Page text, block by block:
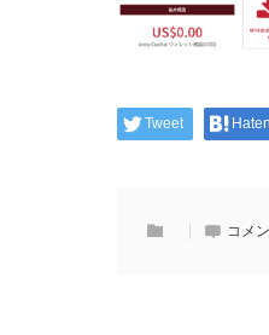
Tweet
コメ